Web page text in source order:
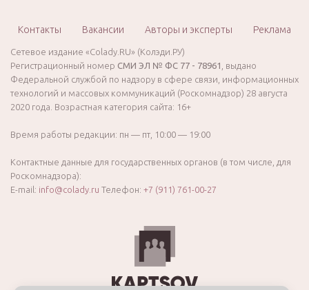
Контакты Вакансии Авторы и эксперты Реклама
Сетевое издание «Colady.RU» (Колэди.РУ)
Регистрационный номер СМИ ЭЛ № ФС 77 - 78961
, выдано
Федеральной службой по надзору в сфере связи, информационных
технологий и массовых коммуникаций (Роскомнадзор) 28 августа
2020 года. Возрастная категория сайта: 16+
Время работы редакции: пн — пт, 10:00 — 19:00
Контактные данные для государственных органов (в том числе, для
Роскомнадзора):
E-mail: info@colady.ru Телефон: +7 (911) 761-00-27